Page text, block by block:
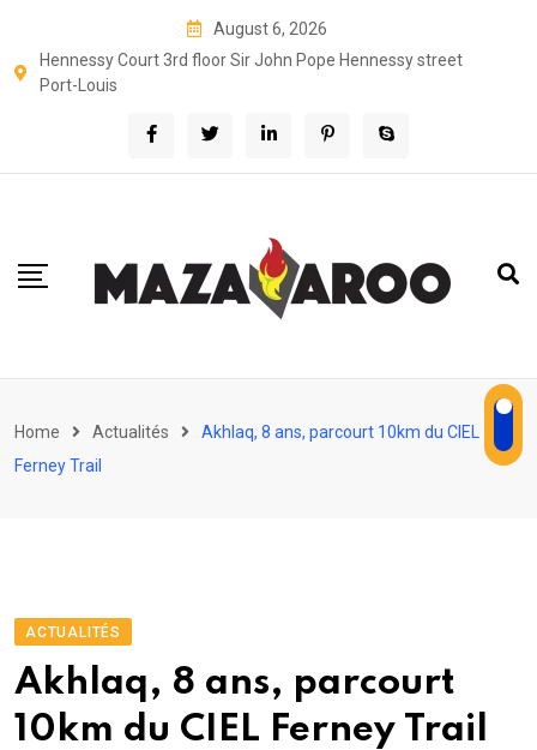
content
August 6, 2026
Hennessy Court 3rd floor Sir John Pope Hennessy street
Port-Louis
Home Actualités
Akhlaq, 8 ans, parcourt 10km du CIEL
Ferney Trail
ACTUALITÉS
Akhlaq, 8 ans, parcourt
10km du CIEL Ferney Trail